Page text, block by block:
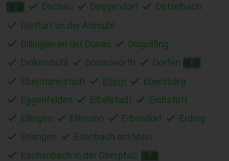
D Dachau Deggendorf
Dettelbach
Dietfurt an der Altmühl
Dillingen an der Donau
Dingolfing
Dinkelsbühl
Donauwörth Dorfen E
Ebermannstadt Ebern
Ebersberg
Eggenfelden
Eibelstadt
Eichstätt
Ellingen
Eltmann Erbendorf
Erding
Erlangen
Erlenbach am Main
Eschenbach in der Oberpfalz
F